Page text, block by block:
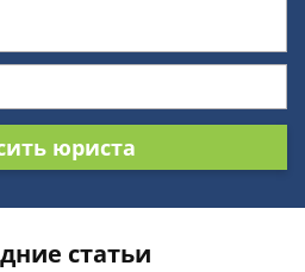
юриста
статьи